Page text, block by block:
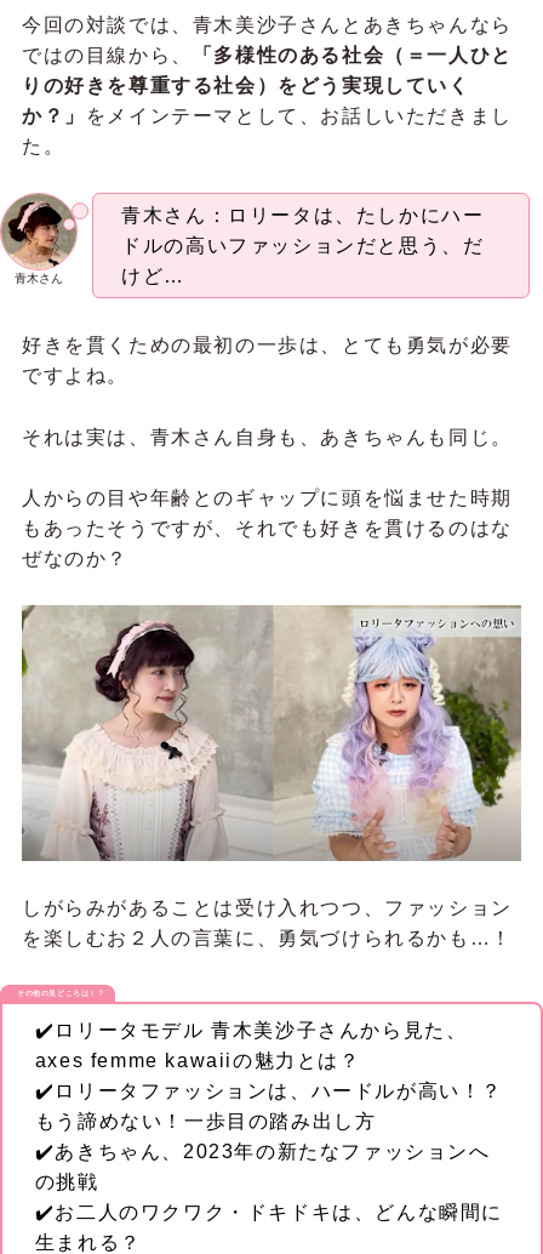
今回の対談では、青木美沙子さんとあきちゃんなら
ではの目線から、
「多様性のある社会（＝一人ひと
りの好きを尊重する社会）をどう実現していく
か？」
をメインテーマとして、お話しいただきまし
た。
青木さん
青木さん：ロリータは、たしかにハー
ドルの高いファッションだと思う、だ
けど…
好きを貫くための最初の一歩は、とても勇気が必要
ですよね。
それは実は、青木さん自身も、あきちゃんも同じ。
人からの目や年齢とのギャップに頭を悩ませた時期
もあったそうですが、それでも好きを貫けるのはな
ぜなのか？
しがらみがあることは受け入れつつ、ファッション
を楽しむお２人の言葉に、勇気づけられるかも…！
その他の見どころは！？
✔️ロリータモデル 青木美沙子さんから見た、
axes femme kawaiiの魅力とは？
✔️ロリータファッションは、ハードルが高い！？
もう諦めない！一歩目の踏み出し方
✔️あきちゃん、2023年の新たなファッションへ
の挑戦
✔️お二人のワクワク・ドキドキは、どんな瞬間に
生まれる？